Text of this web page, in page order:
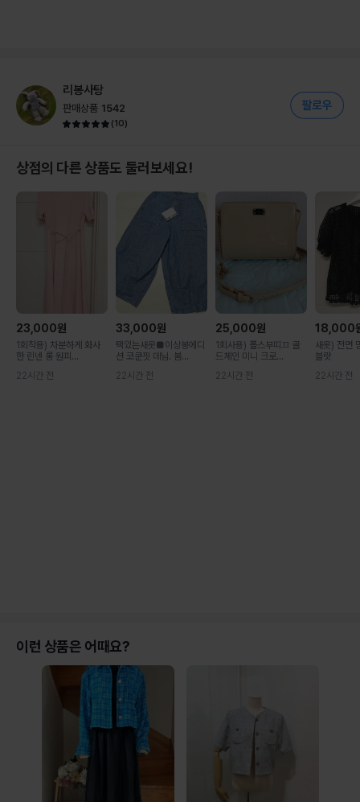
리봉사탕
판매상품 1542
(10)
상점의 다른 상품도 둘러보세요!
23,000원
1회착용) 차분하게 화사
한 린넨 롱 원피...
22시간 전
33,000원
택있는새옷■이상봉에디
션 코쿤핏 데님. 봄...
22시간 전
25,000원
1회사용) 폴스부띠끄 골
드체인 미니 크로...
22시간 전
18,000
새옷) 전면
블랏
22시간 전
이런 상품은 어때요?